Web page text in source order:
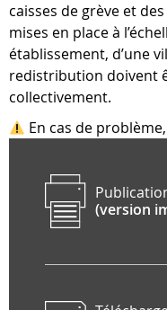
caisses de grève et
mises en place à
établissement, d’une
redistribution doivent
collectivement.
En cas de
(version